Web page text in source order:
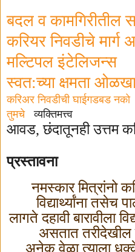
बदल व कामगिरीतील
करियर निवडीचे मार्ग
मल्टिपल इंटेलिजन्स
स्वत:च्या क्षमता
करिअर निवडीची घाईगडबड नको
तुमचेव्यक्तिमत्त्व
आवड,छंदातूनही उत्तम
प्रस्तावना
नमस्कार मित्रांनो
विद्यार्थ्यांना तसेच
लागते दहावी बारावीला
असतात तरीदेखील
अनेक वेळा त्याला